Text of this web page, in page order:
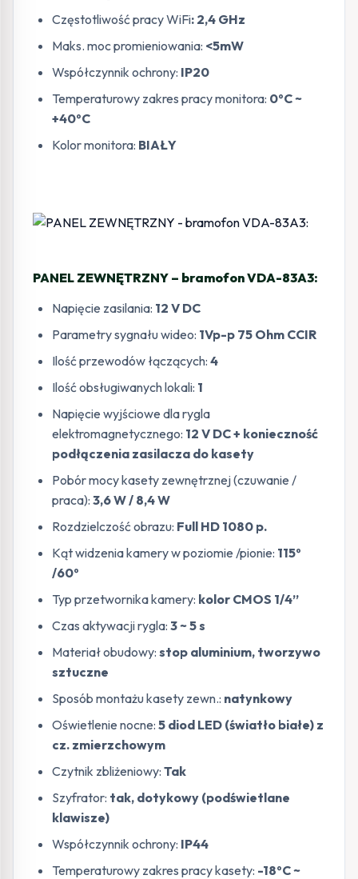
Częstotliwość pracy WiFi: 2,4 GHz
Maks. moc promieniowania: <5mW
Współczynnik ochrony: IP20
Temperaturowy zakres pracy monitora: 0ºC ~
+40ºC
Kolor monitora: BIAŁY
PANEL ZEWNĘTRZNY – bramofon VDA-83A3:
Napięcie zasilania: 12 V DC
Parametry sygnału wideo: 1Vp-p 75 Ohm CCIR
Ilość przewodów łączących: 4
Ilość obsługiwanych lokali: 1
Napięcie wyjściowe dla rygla
elektromagnetycznego: 12 V DC + konieczność
podłączenia zasilacza do kasety
Pobór mocy kasety zewnętrznej (czuwanie /
praca): 3,6 W / 8,4 W
Rozdzielczość obrazu: Full HD 1080 p.
Kąt widzenia kamery w poziomie /pionie: 115º
/60º
Typ przetwornika kamery: kolor CMOS 1/4”
Czas aktywacji rygla: 3 ~ 5 s
Materiał obudowy: stop aluminium, tworzywo
sztuczne
Sposób montażu kasety zewn.: natynkowy
Oświetlenie nocne: 5 diod LED (światło białe) z
cz. zmierzchowym
Czytnik zbliżeniowy: Tak
Szyfrator: tak, dotykowy (podświetlane
klawisze)
Współczynnik ochrony: IP44
Temperaturowy zakres pracy kasety: -18ºC ~